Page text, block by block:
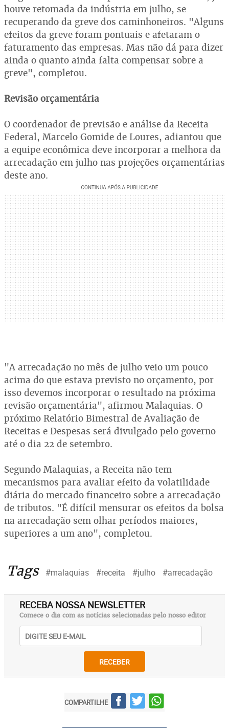
houve retomada da indústria em julho, se
recuperando da greve dos caminhoneiros. "Alguns
efeitos da greve foram pontuais e afetaram o
faturamento das empresas. Mas não dá para dizer
ainda o quanto ainda falta compensar sobre a
greve", completou.
Revisão orçamentária
O coordenador de previsão e análise da Receita
Federal, Marcelo Gomide de Loures, adiantou que
a equipe econômica deve incorporar a melhora da
arrecadação em julho nas projeções orçamentárias
deste ano.
"A arrecadação no mês de julho veio um pouco
acima do que estava previsto no orçamento, por
isso devemos incorporar o resultado na próxima
revisão orçamentária", afirmou Malaquias. O
próximo Relatório Bimestral de Avaliação de
Receitas e Despesas será divulgado pelo governo
até o dia 22 de setembro.
Segundo Malaquias, a Receita não tem
mecanismos para avaliar efeito da volatilidade
diária do mercado financeiro sobre a arrecadação
de tributos. "É difícil mensurar os efeitos da bolsa
na arrecadação sem olhar períodos maiores,
superiores a um ano", completou.
Tags #malaquias #receita #julho #arrecadação
RECEBA NOSSA NEWSLETTER
Comece o dia com as notícias selecionadas pelo nosso editor
RECEBER
COMPARTILHE